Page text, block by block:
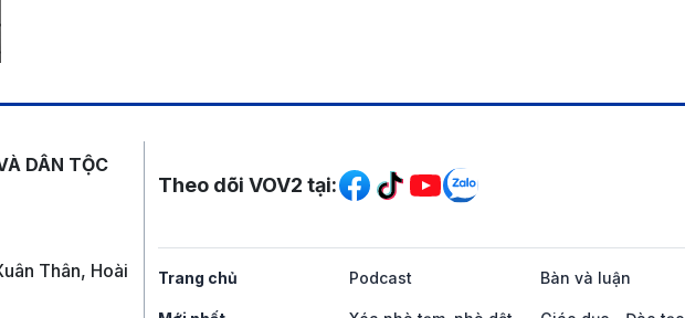
DÂN TỘC
Thân, Hoài
Mạng xã hội
Theo dõi VOV2 tại:
Trang chủ Podcast Bàn và luận